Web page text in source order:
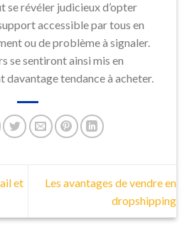
se révéler judicieux d’opter
accessible par tous en
ou de problème à signaler.
se sentiront ainsi mis en
davantage tendance à acheter.
et
Les avantages de vendre en
dropshipping